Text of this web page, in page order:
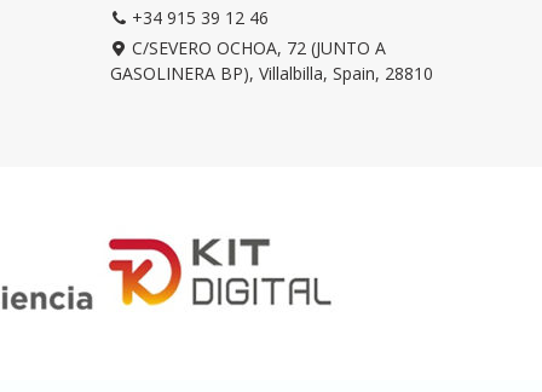
+34 915 39 12 46
C/SEVERO OCHOA, 72 (JUNTO A
GASOLINERA BP), Villalbilla, Spain, 28810